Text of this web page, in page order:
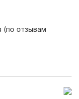
(по отзывам